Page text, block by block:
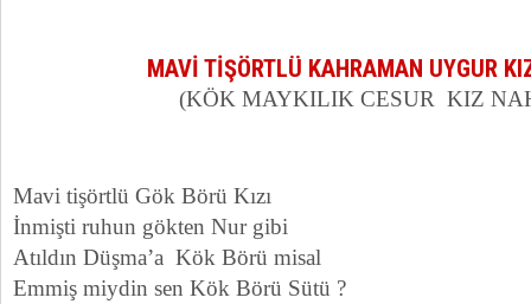
MAVİ TİŞÖRTLÜ KAHRAMAN UYGUR
(KÖK MAYKILIK CESUR KIZ
Mavi tişörtlü Gök Börü Kızı
İnmişti ruhun gökten Nur gibi
Atıldın Düşma’a Kök Börü misal
Emmiş miydin sen Kök Börü Sütü ?